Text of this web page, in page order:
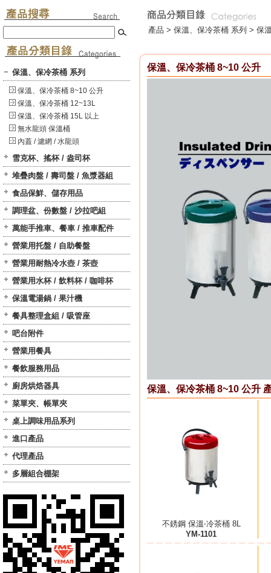
保溫、保冷茶桶 系列
保溫、保冷茶桶 8~10 公升
保溫、保冷茶桶 12~13L
保溫、保冷茶桶 15L 以上
無水龍頭 保溫桶
內蓋 / 濾網 / 水龍頭
雪克杯、搖杯 / 盎司杯
堆疊肉盤 / 壽司盤 / 魚漿器組
食品保鮮、儲存用品
調理盆、份數盤 / 沙拉吧組
萬能手推車、餐車 / 推車配件
營業用托盤 / 自助餐盤
營業用耐熱冷水壺 / 茶壺
營業用水杯 / 飲料杯 / 咖啡杯
保溫電湯鍋 / 果汁機
餐具整理盒組 / 吸管座
吧台附件
營業用餐具
餐飲服務用品
廚房烘焙器具
菜單夾、帳單夾
桌上調味用品系列
進口產品
代理產品
多層組合棚架
產品 > 保溫、保冷茶桶 系列 > 保
保溫、保冷茶桶 8~10 公升
保溫、保冷茶桶 8~10 公升
不銹鋼 保溫‧冷茶桶 8L
YM-1101